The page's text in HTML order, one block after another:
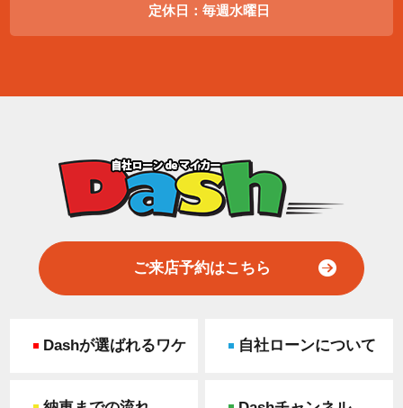
定休日：毎週水曜日
ご来店予約はこちら
Dashが選ばれるワケ 自社ローンについて